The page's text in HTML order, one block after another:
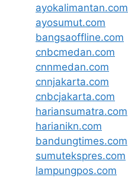
ayokalimantan.com
ayosumut.com
bangsaoffline.com
cnbcmedan.com
cnnmedan.com
cnnjakarta.com
cnbcjakarta.com
hariansumatra.com
harianikn.com
bandungtimes.com
sumutekspres.com
lampungpos.com